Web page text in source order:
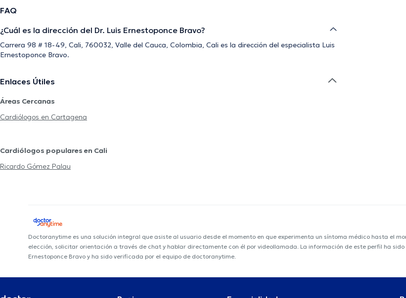
FAQ
¿Cuál es la dirección del Dr. Luis Ernestoponce Bravo?
Carrera 98 # 18-49, Cali, 760032, Valle del Cauca, Colombia, Cali es la dirección del especialista Luis
Ernestoponce Bravo.
Enlaces Útiles
Áreas Cercanas
Cardiólogos en Cartagena
Cardiólogos populares en Cali
Ricardo Gómez Palau
Doctoranytime es una solución integral que asiste al usuario desde el momento en que experimenta un síntoma médico hasta el
elección, solicitar orientación a través de chat y hablar directamente con él por videollamada. La información de este perfil ha
Ernestoponce Bravo y ha sido verificada por el equipo de doctoranytime.